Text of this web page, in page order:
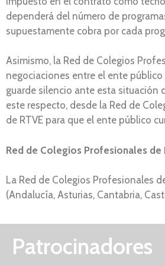
dependerá del número de
supuestamente cobra por cada
Asimismo, la Red de Colegios
negociaciones entre el ente
guarde silencio ante esta
este respecto, desde la Red de
de RTVE para que el ente público
Red de Colegios Profesionales de
La Red de Colegios Profesionales
(Andalucía, Asturias, Cantabria,
Patrocinadores